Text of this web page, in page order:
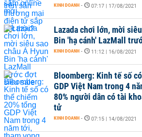
KINH DOANH - 07:17 | 17/08/2021
Lazada chơi lớn, mời
Bin 'hạ cánh' LazMall
KINH DOANH - 11:12 | 16/08/2021
Bloomberg: Kinh tế số
GDP Việt Nam trong 4
80% người dân có tài
tử
KINH DOANH - 07:15 | 14/08/2021